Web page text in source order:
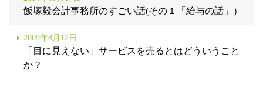
飯塚毅会計事務所のすごい話(その１「給与の話」）
2009年8月12日
「目に見えない」サービスを売るとはどういうこと
か？